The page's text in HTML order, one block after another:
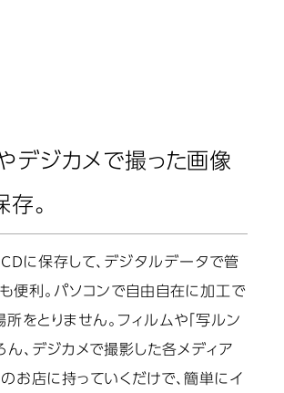
デジカメで撮った画像
。
に保存して、デジタルデータで管
便利。パソコンで自由自在に加工で
所をとりません。フィルムや「写ルン
ん、デジカメで撮影した各メディア
お店に持っていくだけで、簡単にイ